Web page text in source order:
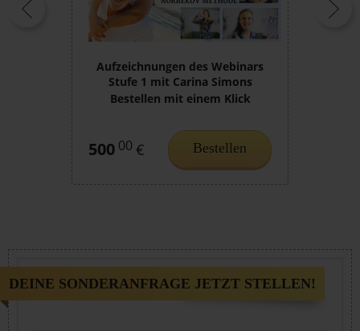
Aufzeichnungen des Webinars
Stufe 1 mit Carina Simons
Bestellen mit einem Klick
500 00 € Bestellen
DEINE SONDERANFRAGE JETZT STELLEN!